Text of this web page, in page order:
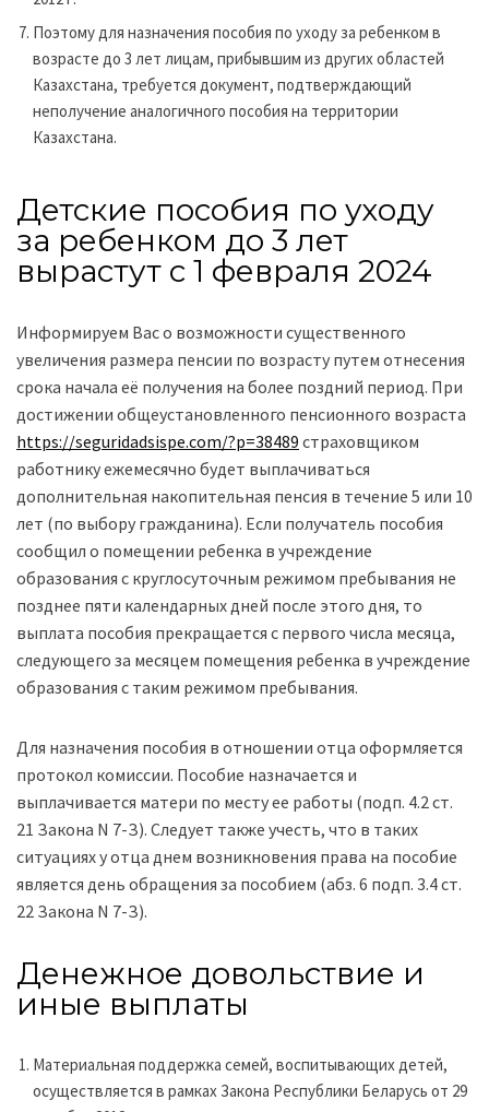
Поэтому для назначения пособия по уходу за ребенком в
возрасте до 3 лет лицам, прибывшим из других областей
Казахстана, требуется документ, подтверждающий
неполучение аналогичного пособия на территории
Казахстана.
Детские пособия по уходу
за ребенком до 3 лет
вырастут с 1 февраля 2024
Информируем Вас о возможности существенного
увеличения размера пенсии по возрасту путем отнесения
срока начала её получения на более поздний период. При
достижении общеустановленного пенсионного возраста
https://seguridadsispe.com/?p=38489 страховщиком
работнику ежемесячно будет выплачиваться
дополнительная накопительная пенсия в течение 5 или 10
лет (по выбору гражданина). Если получатель пособия
сообщил о помещении ребенка в учреждение
образования с круглосуточным режимом пребывания не
позднее пяти календарных дней после этого дня, то
выплата пособия прекращается с первого числа месяца,
следующего за месяцем помещения ребенка в учреждение
образования с таким режимом пребывания.
Для назначения пособия в отношении отца оформляется
протокол комиссии. Пособие назначается и
выплачивается матери по месту ее работы (подп. 4.2 ст.
21 Закона N 7-З). Следует также учесть, что в таких
ситуациях у отца днем возникновения права на пособие
является день обращения за пособием (абз. 6 подп. 3.4 ст.
22 Закона N 7-З).
Денежное довольствие и
иные выплаты
Материальная поддержка семей, воспитывающих детей,
осуществляется в рамках Закона Республики Беларусь от 29